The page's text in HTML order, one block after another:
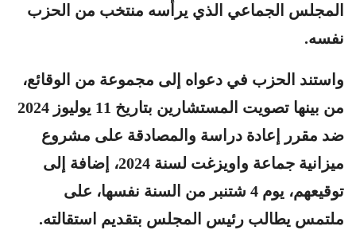
المجلس الجماعي الذي يرأسه منتخب من الحزب
نفسه.
واستند الحزب في دعواه إلى مجموعة من الوقائع،
من بينها تصويت المستشارين بتاريخ 11 يوليوز 2024
ضد مقرر إعادة دراسة والمصادقة على مشروع
ميزانية جماعة واويزغت لسنة 2024، إضافة إلى
توقيعهم، يوم 4 شتنبر من السنة نفسها، على
ملتمس يطالب رئيس المجلس بتقديم استقالته.